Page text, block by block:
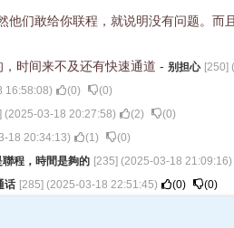
们敢给你联程，就说明没有问题。而
时间来不及还有快速通道 - 别担心 [250] (
16:58:08) (0) (0)
] (2025-03-18 20:27:58) (2) (0)
18 20:34:13) (1) (0)
聯程，時間是夠的 [235] (2025-03-18 21:09:16)
话 [285] (2025-03-18 22:51:45) (0) (0)